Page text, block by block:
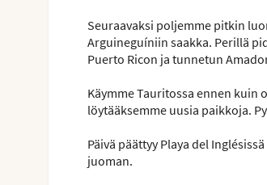
Seuraavaksi poljemme pitkin
Arguineguíniin saakka. Perillä
Puerto Ricon ja tunnetun
Käymme Tauritossa ennen kuin
löytääksemme uusia paikkoja.
Päivä päättyy Playa del
juoman.